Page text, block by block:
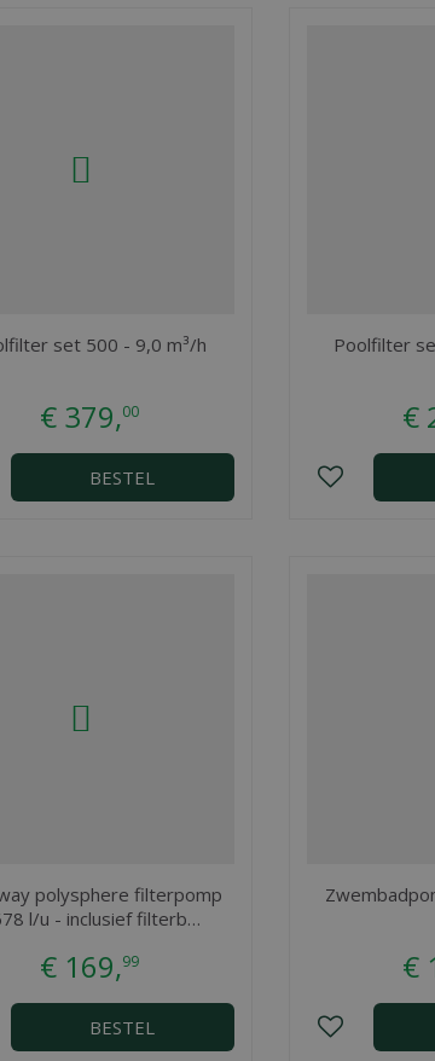
set 500 - 9,0 m³/h
€ 379,00
BESTEL
Poolfilter
€
polysphere filterpomp
l/u - inclusief filterb…
€ 169,99
BESTEL
€